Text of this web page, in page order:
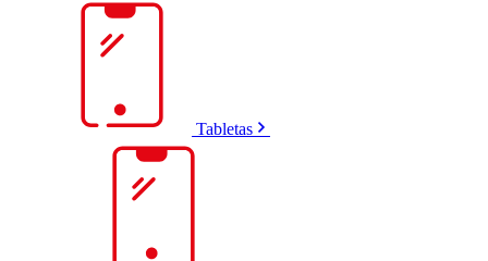
Tabletas